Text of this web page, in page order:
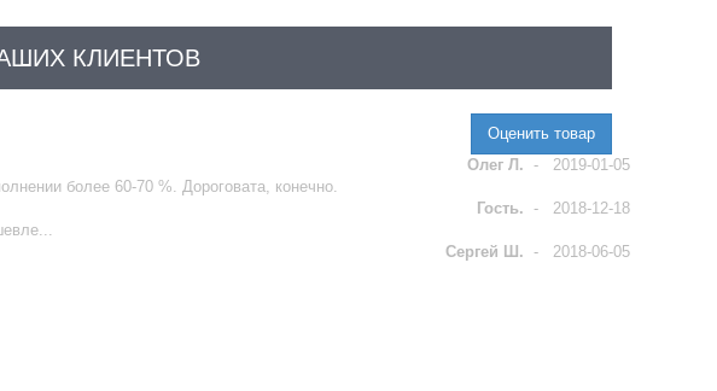
КЛИЕНТОВ
Оценить товар
Олег Л. -
2019-01-05
более 60-70 %. Дороговата, конечно.
Гость. -
2018-12-18
Сергей Ш. -
2018-06-05